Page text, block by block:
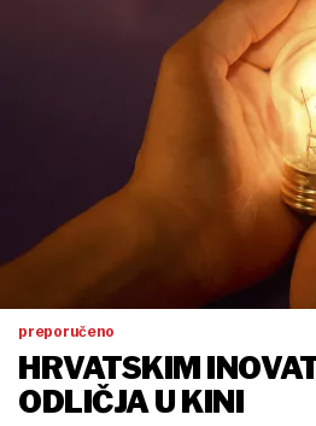
preporučeno
HRVATSKIM
ODLIČJA U KINI